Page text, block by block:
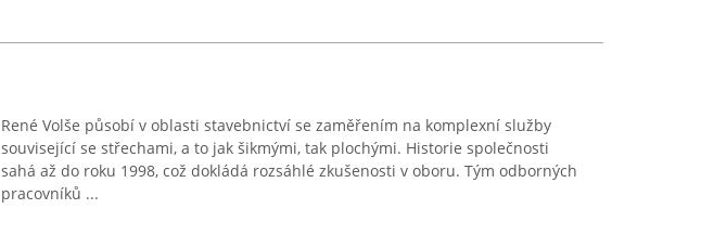
René Volše působí v oblasti stavebnictví se zaměřením na komplexní služby
související se střechami, a to jak šikmými, tak plochými. Historie společnosti
sahá až do roku 1998, což dokládá rozsáhlé zkušenosti v oboru. Tým odborných
pracovníků ...